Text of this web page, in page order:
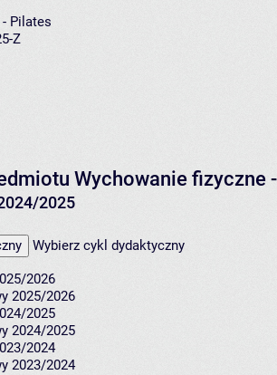
Pilates
Z
Wychowanie fizyczne
2025
Wybierz cykl dydaktyczny
2026
2025/2026
2025
2024/2025
2024
2023/2024